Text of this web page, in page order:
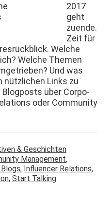
2017
geht
zuende.
Zeit für
Welche
Welche The­men
Und was
nüt­zlichen Links zu
über Cor­po­
oder Com­mu­ni­ty
& Geschichten
Management,
, Influencer Relations,
, Start Talking